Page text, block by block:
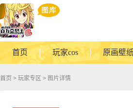
首页 玩家cos 原画壁
首页 > 玩家专区 > 图片详情